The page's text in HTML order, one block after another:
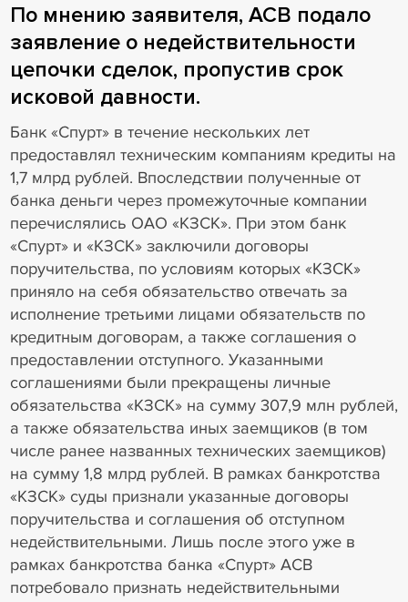
По мнению заявителя, АСВ подало
заявление о недействительности
цепочки сделок, пропустив срок
исковой давности.
Банк «Спурт» в течение нескольких лет
предоставлял техническим компаниям кредиты на
1,7 млрд рублей. Впоследствии полученные от
банка деньги через промежуточные компании
перечислялись ОАО «КЗСК». При этом банк
«Спурт» и «КЗСК» заключили договоры
поручительства, по условиям которых «КЗСК»
приняло на себя обязательство отвечать за
исполнение третьими лицами обязательств по
кредитным договорам, а также соглашения о
предоставлении отступного. Указанными
соглашениями были прекращены личные
обязательства «КЗСК» на сумму 307,9 млн рублей,
а также обязательства иных заемщиков (в том
числе ранее названных технических заемщиков)
на сумму 1,8 млрд рублей. В рамках банкротства
«КЗСК» суды признали указанные договоры
поручительства и соглашения об отступном
недействительными. Лишь после этого уже в
рамках банкротства банка «Спурт» АСВ
потребовало признать недействительными